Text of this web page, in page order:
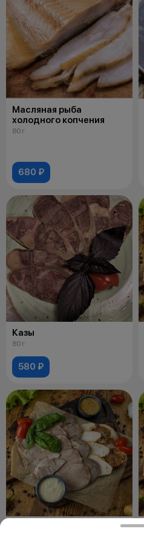
Масляная рыба
холодного копчения
80 г
680 ₽
Казы
80 г
580 ₽